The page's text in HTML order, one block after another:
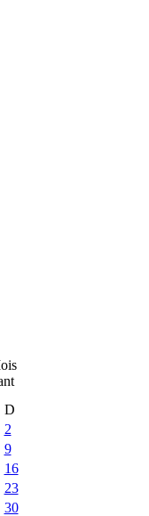
D
2
9
16
23
30